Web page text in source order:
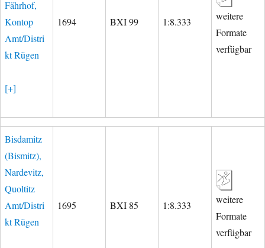
Fährhof,
Kontop
Amt/Distri
kt Rügen
[+]
1694 BXI 99 1:8.333
weitere
Formate
verfügbar
Bisdamitz
(Bismitz),
Nardevitz,
Quoltitz
Amt/Distri
kt Rügen
1695 BXI 85 1:8.333
weitere
Formate
verfügbar